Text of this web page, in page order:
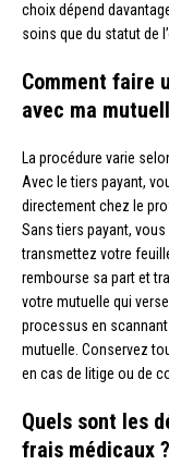
choix dépend
soins que du statut de
Comment faire
avec ma
La procédure varie
Avec le tiers payant,
directement chez le
Sans tiers payant,
transmettez votre
rembourse sa part et
votre mutuelle qui
processus en
mutuelle. Conservez
en cas de litige ou de
Quels sont les
frais médicaux ?